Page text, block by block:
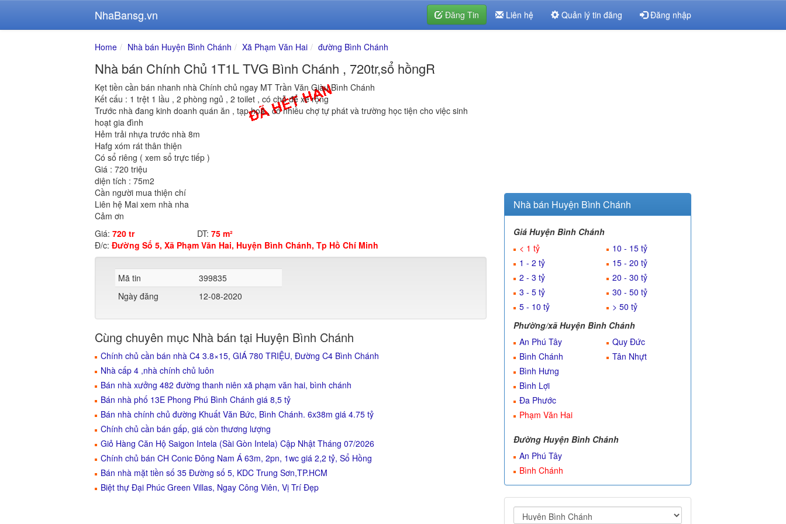
NhaBansg.vn Đăng Tin Liên hệ Quản lý tin đăng Đăng nhập
Home Nhà bán Huyện Bình Chánh Xã Phạm Văn Hai đường Bình Chánh
Nhà bán Chính Chủ 1T1L TVG Bình Chánh , 720tr,sổ hồngR
Kẹt tiền cần bán nhanh nhà Chính chủ ngay MT Trần Văn Giàu Bình Chánh
Kết cấu : 1 trệt 1 lầu , 2 phòng ngủ , 2 toilet , có chỗ để xe rộng
Trước nhà đang kinh doanh quán ăn , tạp hoá , có nhiều chợ tự phát và trường học tiện cho việc sinh
hoạt gia đình
Hẻm trải nhựa trước nhà 8m
Hafg xóm rát thân thiện
Có sổ riêng ( xem sổ trực tiếp )
Giá : 720 triệu
diện tích : 75m2
Cần người mua thiện chí
Liên hệ Mai xem nhà nha
Cảm ơn
Giá: 720 tr DT: 75 m²
Đ/c: Đường Số 5, Xã Phạm Văn Hai, Huyện Bình Chánh, Tp Hồ Chí Minh
Mã tin
399835
Ngày đăng
12-08-2020
Cùng chuyên mục Nhà bán tại Huyện Bình Chánh
Chính chủ cần bán nhà C4 3.8×15, GIÁ 780 TRIỆU, Đường C4 Bình Chánh
Nhà cấp 4 ,nhà chính chủ luôn
Bán nhà xưởng 482 đường thanh niên xã phạm văn hai, bình chánh
Bán nhà phố 13E Phong Phú Bình Chánh giá 8,5 tỷ
Bán nhà chính chủ đường Khuất Văn Bức, Bình Chánh. 6x38m giá 4.75 tỷ
Chính chủ cần bán gấp, giá còn thương lượng
Giỏ Hàng Căn Hộ Saigon Intela (Sài Gòn Intela) Cập Nhật Tháng 07/2026
Chính chủ bán CH Conic Đông Nam Á 63m, 2pn, 1wc giá 2,2 tỷ, Sổ Hồng
Bán nhà mặt tiền số 35 Đường số 5, KDC Trung Sơn,TP.HCM
Biệt thự Đại Phúc Green Villas, Ngay Công Viên, Vị Trí Đẹp
Nhà bán Huyện Bình Chánh
Giá Huyện Bình Chánh
< 1 tỷ
1 - 2 tỷ
2 - 3 tỷ
3 - 5 tỷ
5 - 10 tỷ
10 - 15 tỷ
15 - 20 tỷ
20 - 30 tỷ
30 - 50 tỷ
> 50 tỷ
Phường/xã Huyện Bình Chánh
An Phú Tây
Bình Chánh
Bình Hưng
Bình Lợi
Đa Phước
Phạm Văn Hai
Quy Đức
Tân Nhựt
Đường Huyện Bình Chánh
An Phú Tây
Bình Chánh